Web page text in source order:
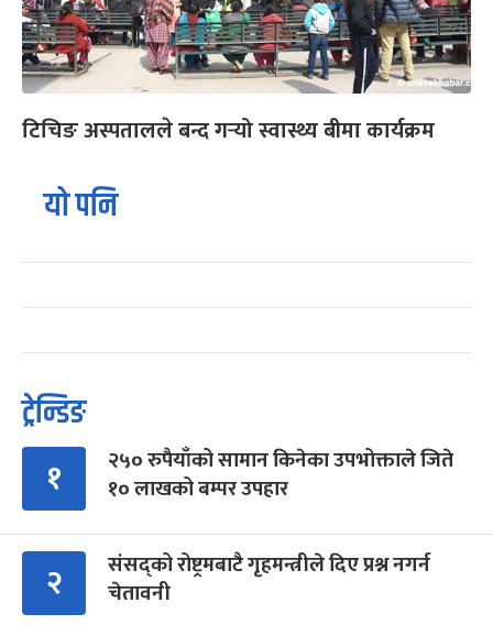
टिचिङ अस्पतालले बन्द गर्‍यो स्वास्थ्य बीमा कार्यक्रम
यो पनि
ट्रेन्डिङ
१
२५० रुपैयाँको सामान किनेका उपभोक्ताले जिते
१० लाखको बम्पर उपहार
२
संसद्को रोष्ट्रमबाटै गृहमन्त्रीले दिए प्रश्न नगर्न
चेतावनी